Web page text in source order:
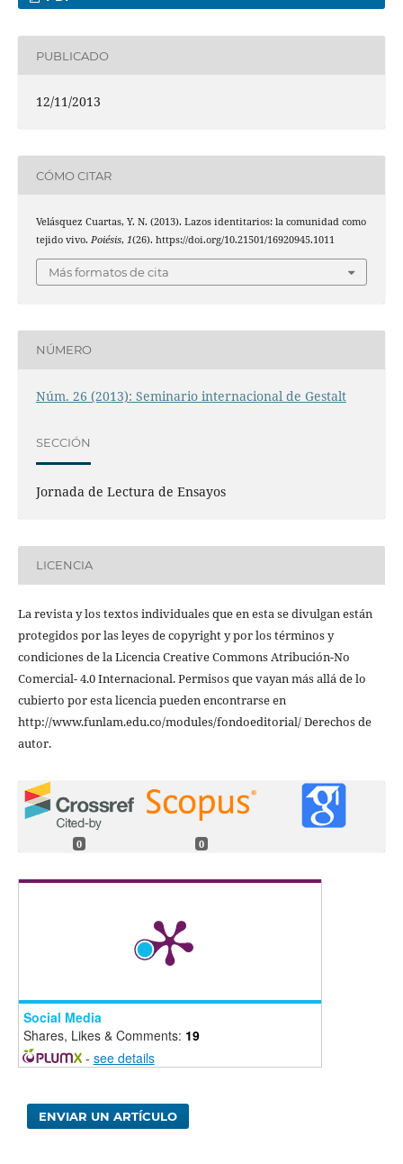
PUBLICADO
12/11/2013
CÓMO CITAR
Velásquez Cuartas, Y. N. (2013). Lazos identitarios: la comunidad como
tejido vivo. Poiésis, 1(26). https://doi.org/10.21501/16920945.1011
Más formatos de cita
NÚMERO
Núm. 26 (2013): Seminario internacional de Gestalt
SECCIÓN
Jornada de Lectura de Ensayos
LICENCIA
La revista y los textos individuales que en esta se divulgan están
protegidos por las leyes de copyright y por los términos y
condiciones de la Licencia Creative Commons Atribución-No
Comercial- 4.0 Internacional. Permisos que vayan más allá de lo
cubierto por esta licencia pueden encontrarse en
http://www.funlam.edu.co/modules/fondoeditorial/ Derechos de
autor.
0 0
Social Media
Shares, Likes & Comments: 19
- see details
ENVIAR UN ARTÍCULO